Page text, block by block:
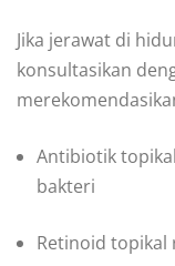
Jika jerawat di
konsultasikan
Antibiotik
bakteri
Retinoid topikal